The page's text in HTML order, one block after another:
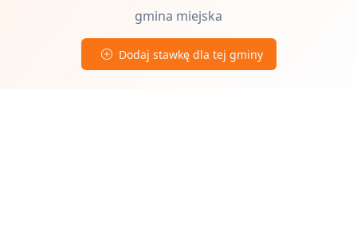
gmina miejska
Dodaj stawkę dla tej gminy